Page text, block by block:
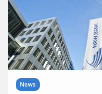
News